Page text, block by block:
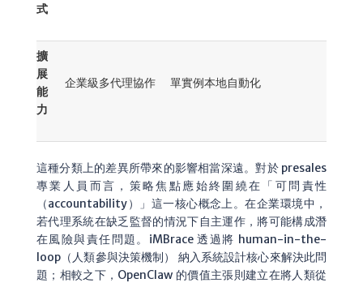
式
擴
展
能
力
企業級多代理協作 單實例本地自動化
這種分類上的差異所帶來的影響相當深遠。對於 presales
專業人員而言，策略焦點應始終圍繞在「可問責性
（accountability）」這一核心概念上。在企業環境中，
若代理系統在缺乏監督的情況下自主運作，將可能構成潛
在風險與責任問題。iMBrace 透過將 human-in-the-
loop（人類參與決策機制） 納入系統設計核心來解決此問
題；相較之下，OpenClaw 的價值主張則建立在將人類從